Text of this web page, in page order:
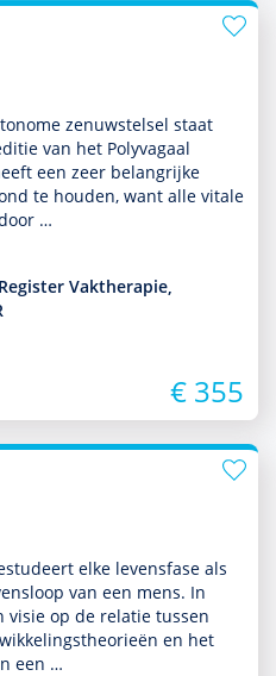
zenuwstelsel staat
van het Polyvagaal
een zeer belang­rijke
te houden, want alle vitale
…
Vaktherapie,
€ 355
elke levensfase als
van een mens. In
visie op de relatie tussen
en het
een …